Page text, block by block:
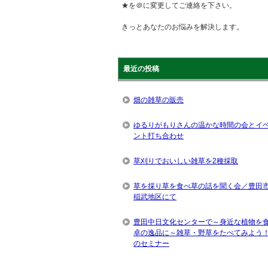
★を＠に変更してご連絡を下さい。
きっとあなたのお悩みを解決します。
最近の投稿
畑の雑草の販売
ゆるりがもりさんの温かな時間の会とイ
ント打ち合わせ
草刈りでおいしい雑草を2種採取
草を採り草を食べ草の話を聞く会／豊田
稲武地区にて
豊田中日文化センターで～身近な植物を
卓の逸品に～雑草・野草をたべてみよう！
のセミナー